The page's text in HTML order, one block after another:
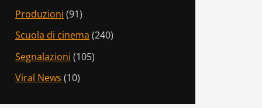
Produzioni (91)
Scuola di cinema (240)
Segnalazioni (105)
Viral News (10)